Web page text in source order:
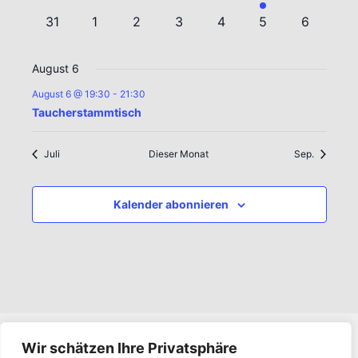
Wir schätzen Ihre Privatsphäre
Veranstaltungen
Veranstaltungen
Veranstaltung
0
31
0
1
0
2
0
3
0
4
0
5
0
6
August 6
August 6 @ 19:30 - 21:30
Taucherstammtisch
Juli Dieser Monat Sep.
Kalender abonnieren